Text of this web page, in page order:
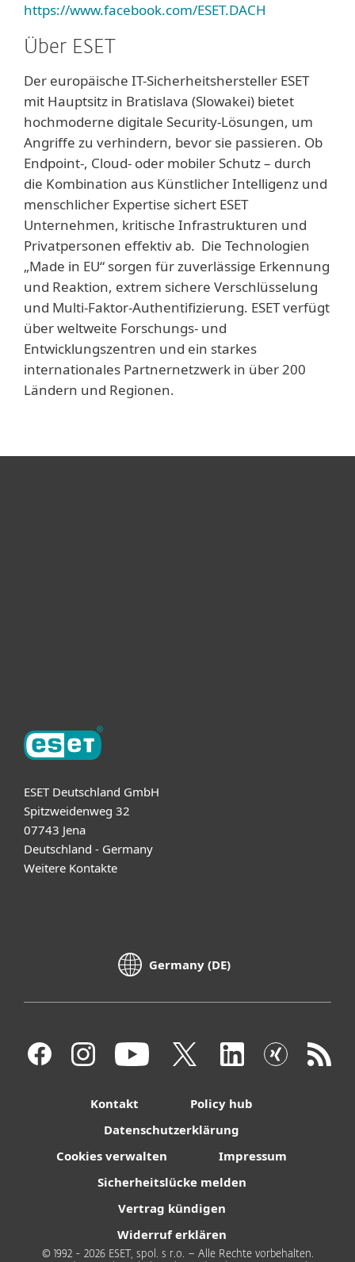
https://www.facebook.com/ESET.DACH
Über ESET
Der europäische IT-Sicherheitshersteller ESET
mit Hauptsitz in Bratislava (Slowakei) bietet
hochmoderne digitale Security-Lösungen, um
Angriffe zu verhindern, bevor sie passieren. Ob
Endpoint-, Cloud- oder mobiler Schutz – durch
die Kombination aus Künstlicher Intelligenz und
menschlicher Expertise sichert ESET
Unternehmen, kritische Infrastrukturen und
Privatpersonen effektiv ab. Die Technologien
„Made in EU“ sorgen für zuverlässige Erkennung
und Reaktion, extrem sichere Verschlüsselung
und Multi-Faktor-Authentifizierung. ESET verfügt
über weltweite Forschungs- und
Entwicklungszentren und ein starkes
internationales Partnernetzwerk in über 200
Ländern und Regionen.
ESET Deutschland GmbH
Spitzweidenweg 32
07743 Jena
Deutschland - Germany
Weitere Kontakte
Germany (DE)
Kontakt
Policy hub
Datenschutzerklärung
Cookies verwalten
Impressum
Sicherheitslücke melden
Vertrag kündigen
Widerruf erklären
© 1992 - 2026 ESET, spol. s r.o. – Alle Rechte vorbehalten.